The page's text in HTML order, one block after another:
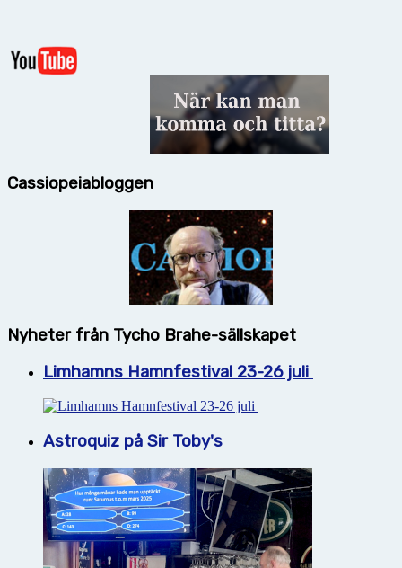
Cassiopeiabloggen
Nyheter från Tycho Brahe-sällskapet
Limhamns Hamnfestival 23-26 juli
Astroquiz på Sir Toby's